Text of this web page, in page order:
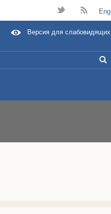
t B Eng
L
Версия для слабовидящих